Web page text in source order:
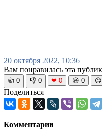
20 октября 2022, 10:36
Вам понравилась эта
👍 0 👎 0 ❤ 0 😆 0 😡
Поделиться
Комментарии